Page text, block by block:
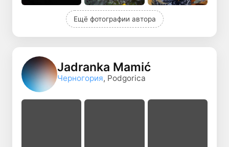
Ещё фотографии автора
Jadranka Mamić
Черногория, Podgorica